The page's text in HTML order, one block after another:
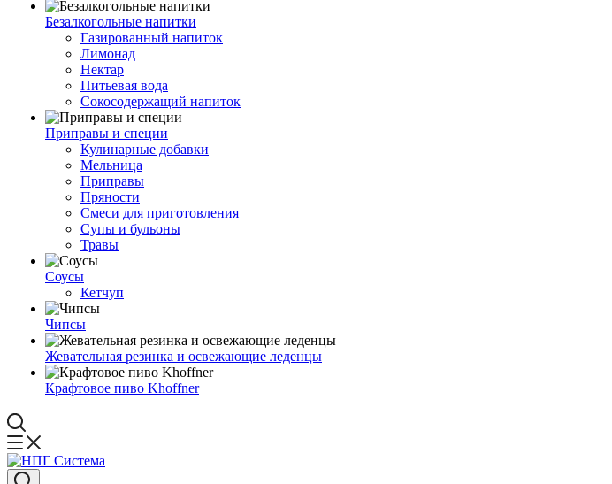
Безалкогольные напитки
Газированный напиток
Лимонад
Нектар
Питьевая вода
Сокосодержащий напиток
Приправы и специи
Кулинарные добавки
Мельница
Приправы
Пряности
Смеси для приготовления
Супы и бульоны
Травы
Соусы
Кетчуп
Чипсы
Жевательная резинка и освежающие леденцы
Крафтовое пиво Khoffner